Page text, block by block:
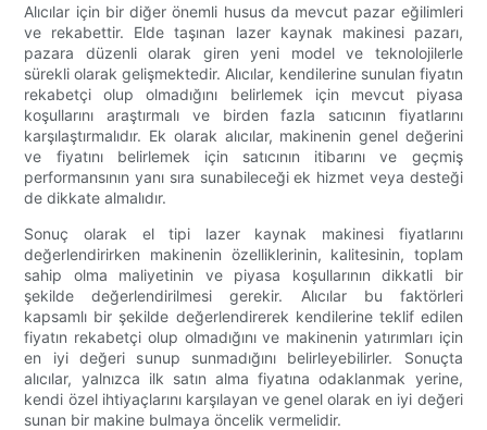
Alıcılar için bir diğer önemli husus da mevcut pazar eğilimleri
ve rekabettir. Elde taşınan lazer kaynak makinesi pazarı,
pazara düzenli olarak giren yeni model ve teknolojilerle
sürekli olarak gelişmektedir. Alıcılar, kendilerine sunulan fiyatın
rekabetçi olup olmadığını belirlemek için mevcut piyasa
koşullarını araştırmalı ve birden fazla satıcının fiyatlarını
karşılaştırmalıdır. Ek olarak alıcılar, makinenin genel değerini
ve fiyatını belirlemek için satıcının itibarını ve geçmiş
performansının yanı sıra sunabileceği ek hizmet veya desteği
de dikkate almalıdır.
Sonuç olarak el tipi lazer kaynak makinesi fiyatlarını
değerlendirirken makinenin özelliklerinin, kalitesinin, toplam
sahip olma maliyetinin ve piyasa koşullarının dikkatli bir
şekilde değerlendirilmesi gerekir. Alıcılar bu faktörleri
kapsamlı bir şekilde değerlendirerek kendilerine teklif edilen
fiyatın rekabetçi olup olmadığını ve makinenin yatırımları için
en iyi değeri sunup sunmadığını belirleyebilirler. Sonuçta
alıcılar, yalnızca ilk satın alma fiyatına odaklanmak yerine,
kendi özel ihtiyaçlarını karşılayan ve genel olarak en iyi değeri
sunan bir makine bulmaya öncelik vermelidir.